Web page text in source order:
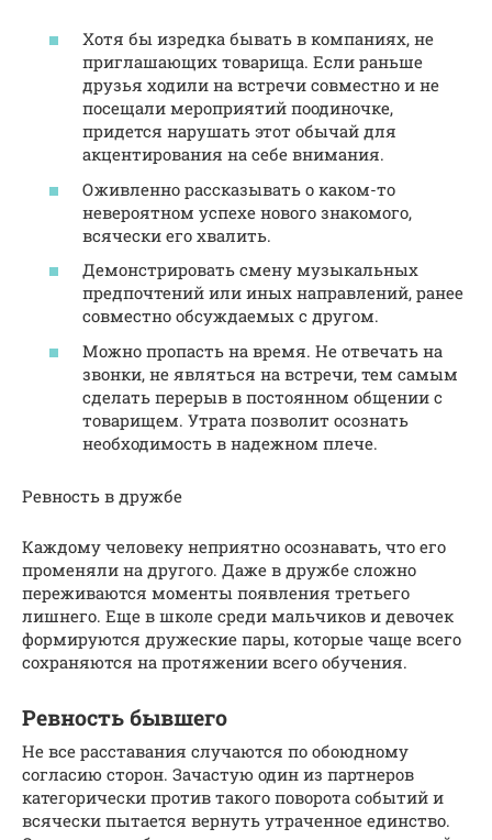
Хотя бы изредка бывать в компаниях, не
приглашающих товарища. Если раньше
друзья ходили на встречи совместно и не
посещали мероприятий поодиночке,
придется нарушать этот обычай для
акцентирования на себе внимания.
Оживленно рассказывать о каком-то
невероятном успехе нового знакомого,
всячески его хвалить.
Демонстрировать смену музыкальных
предпочтений или иных направлений, ранее
совместно обсуждаемых с другом.
Можно пропасть на время. Не отвечать на
звонки, не являться на встречи, тем самым
сделать перерыв в постоянном общении с
товарищем. Утрата позволит осознать
необходимость в надежном плече.
Ревность в дружбе
Каждому человеку неприятно осознавать, что его
променяли на другого. Даже в дружбе сложно
переживаются моменты появления третьего
лишнего. Еще в школе среди мальчиков и девочек
формируются дружеские пары, которые чаще всего
сохраняются на протяжении всего обучения.
Ревность бывшего
Не все расставания случаются по обоюдному
согласию сторон. Зачастую один из партнеров
категорически против такого поворота событий и
всячески пытается вернуть утраченное единство.